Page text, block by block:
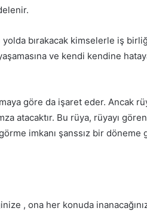
bırakacak kimselerle iş
ve kendi kendine
göre da işaret eder. Ancak
atacaktır. Bu rüya, rüyayı
görme imkanı şanssız bir
, ona her konuda